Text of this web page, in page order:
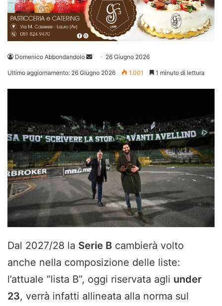
Domenico Abbondandolo
Invia 26 Giugno 2026
Ultimo aggiornamento: 26 Giugno 2026 1.001 1 minuto di lettura
Dal 2027/28 la Serie B cambierà volto
anche nella composizione delle liste:
l’attuale “lista B”, oggi riservata agli under
23, verrà infatti allineata alla norma sul